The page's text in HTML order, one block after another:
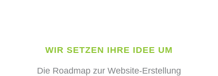
WIR SETZEN IHRE IDEE UM
Die Roadmap zur Website-Erstellung